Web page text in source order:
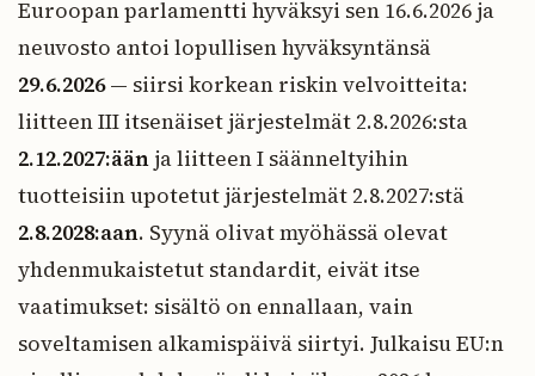
Euroopan parlamentti hyväksyi sen 16.6.2026 ja
neuvosto antoi lopullisen hyväksyntänsä
29.6.2026— siirsi korkean riskin velvoitteita:
liitteen III itsenäiset järjestelmät 2.8.2026:sta
2.12.2027:ään ja liitteen I säänneltyihin
tuotteisiin upotetut järjestelmät 2.8.2027:stä
2.8.2028:aan. Syynä olivat myöhässä olevat
yhdenmukaistetut standardit, eivät itse
vaatimukset: sisältö on ennallaan, vain
soveltamisen alkamispäivä siirtyi. Julkaisu EU:n